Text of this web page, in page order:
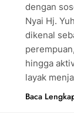
dengan
Nyai Hj.
dikenal
hingga
layak
Baca